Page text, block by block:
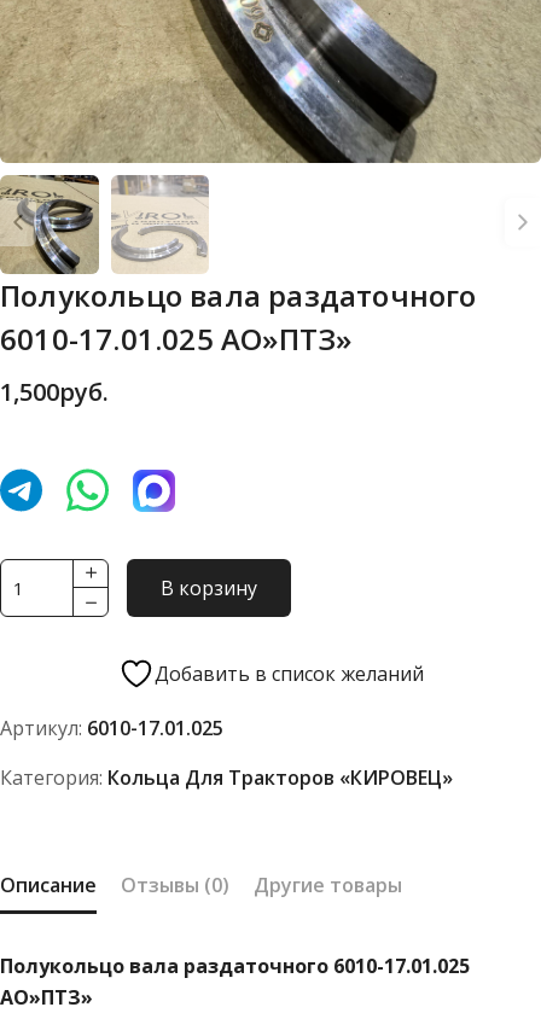
Полукольцо вала раздаточного
6010-17.01.025 АО»ПТЗ»
1,500руб.
Количество
товара
6010-
АО"ПТЗ"
В корзину
Добавить в список желаний
Артикул: 6010-17.01.025
Категория: Кольца Для Тракторов «КИРОВЕЦ»
Описание Отзывы (0) Другие товары
Полукольцо вала раздаточного 6010-17.01.025
АО»ПТЗ»